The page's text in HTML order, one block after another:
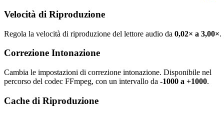
Velocità di Riproduzione
Regola la velocità di riproduzione del lettore audio da 0,02× a 3,00×.
Correzione Intonazione
Cambia le impostazioni di correzione intonazione. Disponibile nel
percorso del codec FFmpeg, con un intervallo da -1000 a +1000.
Cache di Riproduzione